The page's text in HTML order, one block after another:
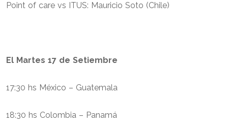
Point of care vs ITUS: Mauricio Soto (Chile)
El Martes 17 de Setiembre
17:30 hs México – Guatemala
18:30 hs Colombia – Panamá